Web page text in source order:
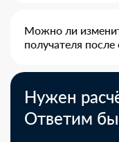
Можно ли
получателя после
Нужен
Ответим